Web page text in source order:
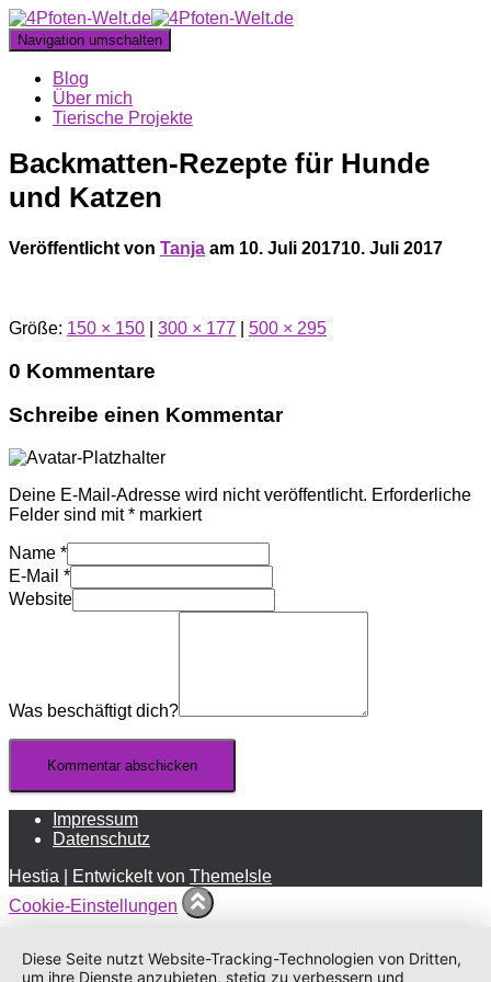
Navigation umschalten
Blog
Über mich
Tierische Projekte
Backmatten-Rezepte für Hunde
und Katzen
Veröffentlicht von Tanja am 10. Juli 201710. Juli 2017
Größe: 150 × 150 300 × 177 500 × 295
0 Kommentare
Schreibe einen Kommentar
Deine E-Mail-Adresse wird nicht veröffentlicht. Erforderliche
Felder sind mit* markiert
Name *
E-Mail *
Website
Was beschäftigt dich?
Impressum
Datenschutz
Hestia | Entwickelt von ThemeIsle
Cookie-Einstellungen
Diese Seite nutzt Website-Tracking-Technologien von Dritten,
um ihre Dienste anzubieten, stetig zu verbessern und